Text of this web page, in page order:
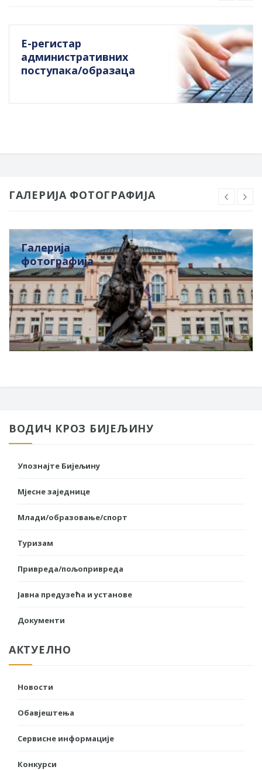
Е-регистар
административних
поступака/образаца
ГАЛЕРИЈА ФОТОГРАФИЈА
Галерија
фотографија
ВОДИЧ КРОЗ БИЈЕЉИНУ
Упознајте Бијељину
Мјесне заједнице
Млади/образовање/спорт
Туризам
Привреда/пољопривреда
Јавна предузећа и установе
Документи
АКТУЕЛНО
Новости
Обавјештења
Сервисне информације
Конкурси